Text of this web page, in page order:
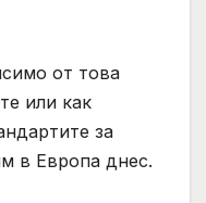
от това
или как
за
в Европа днес.